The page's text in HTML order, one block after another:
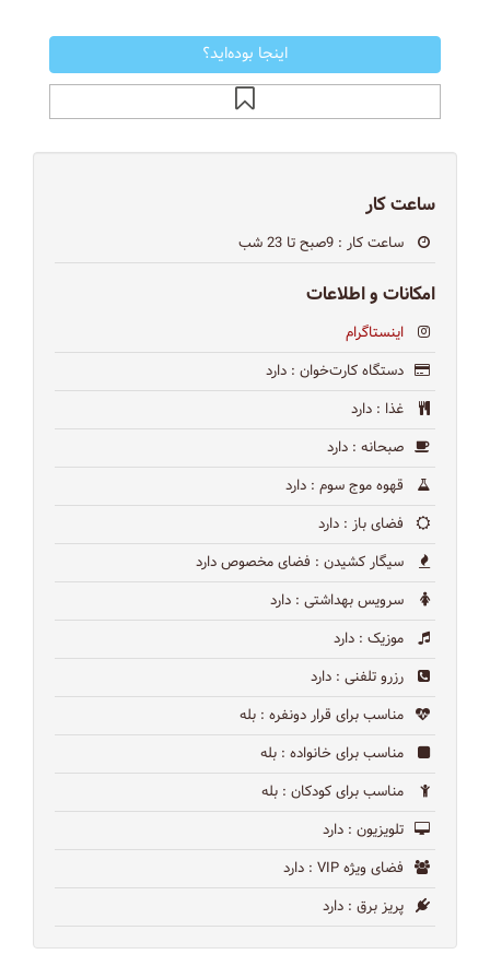
اینجا بوده‌اید؟
ساعت کار
ساعت کار : 9صبح تا 23 شب
امکانات و اطلاعات
اینستاگرام
دستگاه کارت‌خوان : دارد
غذا : دارد
صبحانه : دارد
قهوه موج سوم : دارد
فضای باز : دارد
سیگار کشیدن : فضای مخصوص دارد
سرویس بهداشتی : دارد
موزیک : دارد
رزرو تلفنی : دارد
مناسب برای قرار دونفره : بله
مناسب برای خانواده : بله
مناسب برای کودکان : بله
تلویزیون : دارد
فضای ویژه VIP
: دارد
پریز برق : دارد